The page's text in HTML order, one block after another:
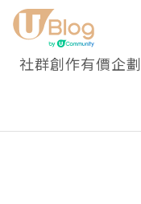
社群創作有價企劃